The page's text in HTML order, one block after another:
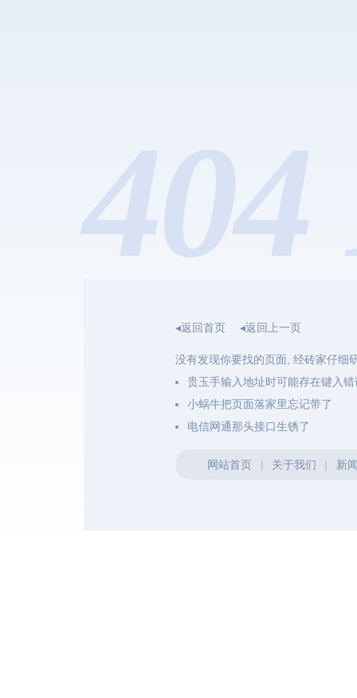
◂返回首页 ◂返回上一页
没有发现你要找的页面, 经砖家仔细
贵玉手输入地址时可能存在键入错
小蜗牛把页面落家里忘记带了
电信网通那头接口生锈了
网站首页 | 关于我们 | 新